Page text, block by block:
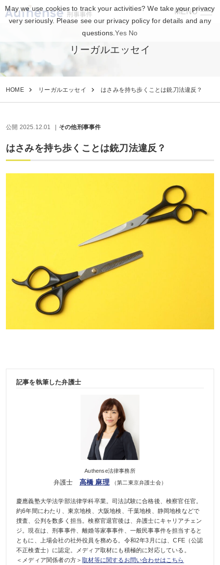
MENU
刑事事件
リーガルエッセイ
HOME リーガルエッセイ はさみを持ち歩くことは銃刀法違反？
公開 2025.12.01 その他刑事事件
はさみを持ち歩くことは銃刀法違反？
記事を執筆した弁護士
Authense法律事務所
弁護士 高橋 麻理 （第二東京弁護士会）
慶應義塾大学法学部法律学科卒業。司法試験に合格後、検察官任官。
約6年間にわたり、東京地検、大阪地検、千葉地検、静岡地検などで
捜査、公判を数多く担当。検察官退官後は、弁護士にキャリアチェン
ジ。現在は、刑事事件、離婚等家事事件、一般民事事件を担当すると
ともに、上場会社の社外役員を務める。令和2年3月には、CFE（公認
不正検査士）に認定。メディア取材にも積極的に対応している。
＜メディア関係者の方＞取材等に関するお問い合わせはこちら
May we use cookies to track your activities? We take your privacy
very seriously. Please see our privacy policy for details and any
questions.Yes No